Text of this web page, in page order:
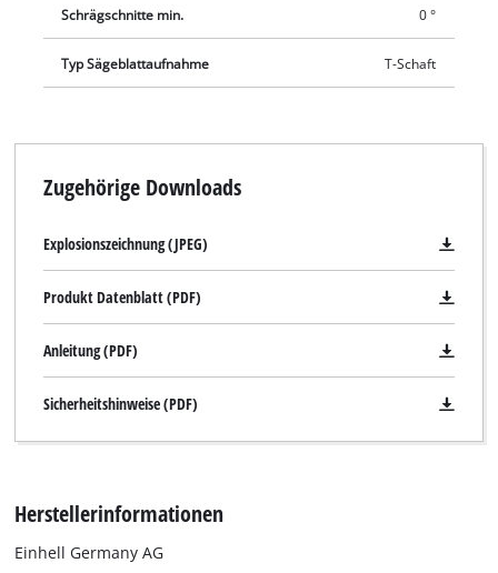
Schrägschnitte min. 0 °
Typ Sägeblattaufnahme T-Schaft
Zugehörige Downloads
Explosionszeichnung (JPEG)
Produkt Datenblatt (PDF)
Anleitung (PDF)
Sicherheitshinweise (PDF)
Herstellerinformationen
Einhell Germany AG